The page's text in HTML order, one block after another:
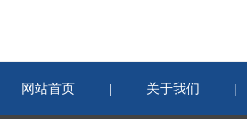
网站首页 | 关于我们 |